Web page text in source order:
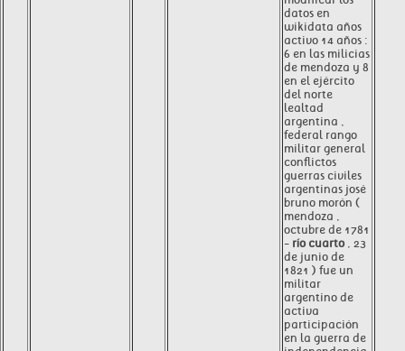
datos en
wikidata años
activo 14 años :
6 en las milicias
de mendoza y 8
en el ejército
del norte
lealtad
argentina ,
federal rango
militar general
conflictos
guerras civiles
argentinas josé
bruno morón (
mendoza ,
octubre de 1781
- río cuarto, 23
de junio de
1821 ) fue un
militar
argentino de
activa
participación
en la guerra de